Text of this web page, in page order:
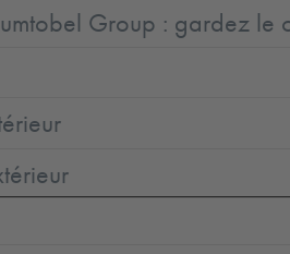
Group : gardez le